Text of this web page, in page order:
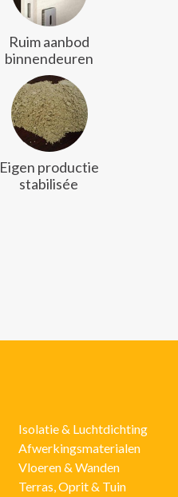
Ruim aanbod
binnendeuren
Eigen productie
stabilisée
Isolatie & Luchtdichting
Afwerkingsmaterialen
Vloeren & Wanden
Terras, Oprit & Tuin